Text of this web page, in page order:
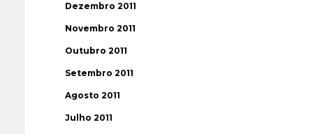
Dezembro 2011
Novembro 2011
Outubro 2011
Setembro 2011
Agosto 2011
Julho 2011